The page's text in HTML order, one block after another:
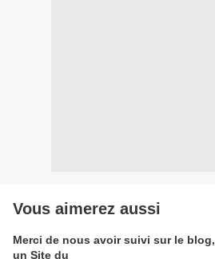
Vous aimerez aussi
Merci de nous avoir suivi sur le blog,
un Site du